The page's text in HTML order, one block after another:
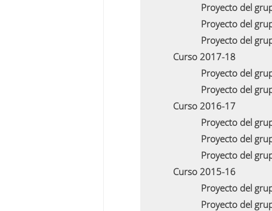
Proyecto del
Proyecto del
Proyecto del
Curso 2017-18
Proyecto del
Proyecto del
Curso 2016-17
Proyecto del
Proyecto del
Proyecto del
Curso 2015-16
Proyecto del
Proyecto del